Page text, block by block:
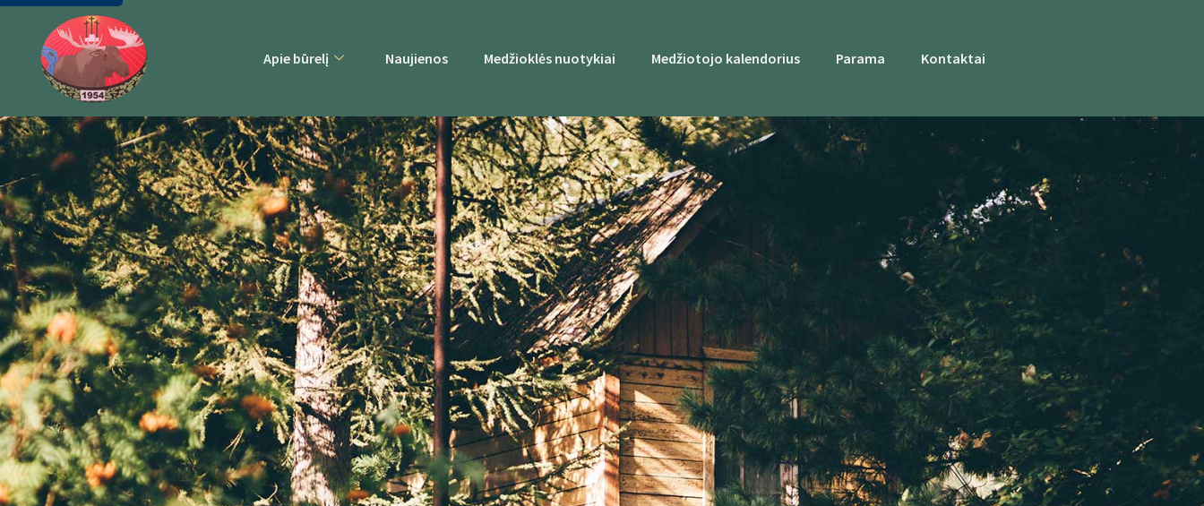
Apie būrelį Naujienos Medžioklės nuotykiai Medžiotojo kalendorius Parama Kontaktai